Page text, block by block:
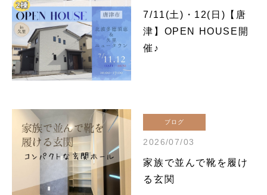
7/11(土)・12(日)【唐
津】OPEN HOUSE開
催♪
ブログ
2026/07/03
家族で並んで靴を履け
る玄関